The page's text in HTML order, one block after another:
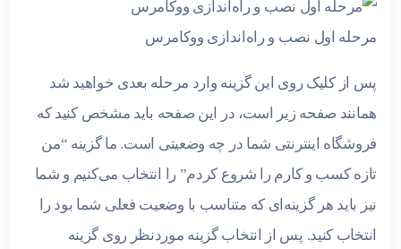
مرحله اول نصب و راه‌اندازی ووکامرس
پس از کلیک روی این گزینه وارد مرحله بعدی خواهید شد
همانند صفحه زیر است، در این صفحه باید مشخص کنید که
فروشگاه اینترنتی شما در چه وضعیتی است. ما گزینه “من
تازه کسب و کارم را شروع کردم” را انتخاب می‌کنیم و شما
نیز باید هر گزینه‌ای که متناسب با وضعیت فعلی شما بود را
انتخاب کنید. پس از انتخاب گزینه موردنظر روی گزینه